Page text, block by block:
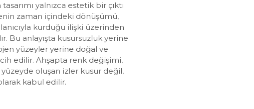
yalnızca estetik bir çıktı
zaman içindeki dönüşümü,
kurduğu ilişki üzerinden
Bu anlayışta kusursuzluk yerine
yüzeyler yerine doğal ve
edilir. Ahşapta renk değişimi,
oluşan izler kusur değil,
kabul edilir.